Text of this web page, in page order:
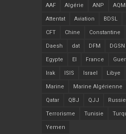
AAF Algérie ANP AQMI
Attentat Aviation BDSL
CFT Chine Constantine
Daesh dat DFM DGSN
Egypte EI France
Irak ISIS Israel Libye
Marine Marine Algérienne
Qatar QBJ QJJ Russie
Terrorisme Tunisie
Yemen